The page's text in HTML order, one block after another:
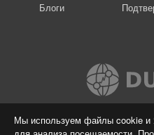
Мы используем файлы cookie и
Блоги